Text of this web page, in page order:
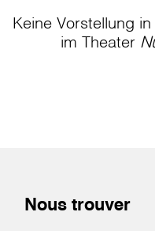
Keine Vorstellung
im Theater
Nous trouver